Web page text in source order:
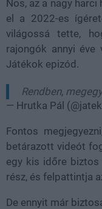
Nos, az a nagy
el a 2022-es
világossá tette,
rajongók annyi éve
Játékok epizód.
Rendben,
— Hrutka Pál
Fontos
betárazott videót
egy kis időre
rész, és felpattintja
De ennyit már